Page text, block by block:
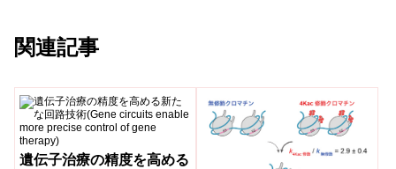
関連記事
遺伝子治療の精度を高める